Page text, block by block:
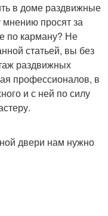
в доме раздвижные
просят за
по карману? Не
статьей, вы без
раздвижных
профессионалов, в
и с ней по силу
двери нам нужно